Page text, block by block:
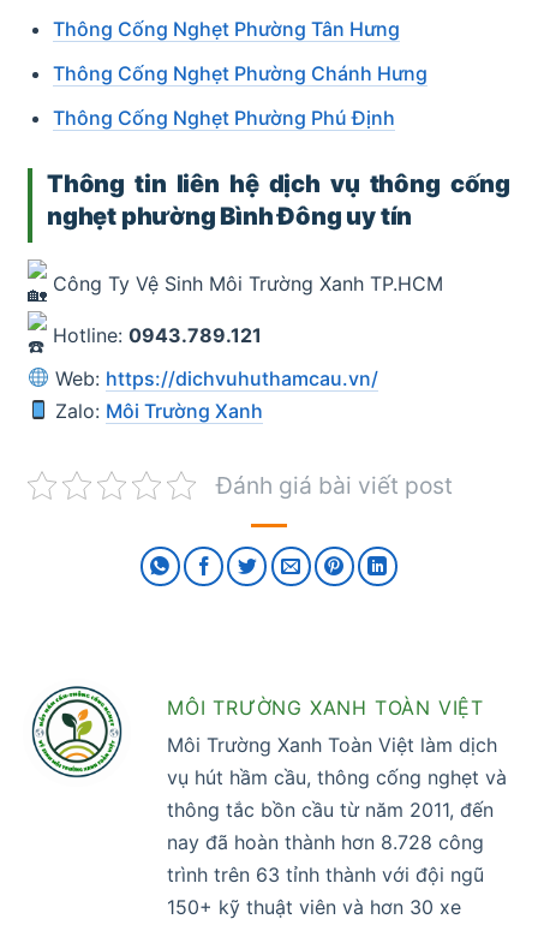
Thông Cống Nghẹt Phường Tân Hưng
Thông Cống Nghẹt Phường Chánh Hưng
Thông Cống Nghẹt Phường Phú Định
Thông tin liên hệ dịch vụ thông cống
nghẹt phường Bình Đông uy tín
Công Ty Vệ Sinh Môi Trường Xanh TP.HCM
Hotline: 0943.789.121
Web: https://dichvuhuthamcau.vn/
Zalo: Môi Trường Xanh
Đánh giá bài viết post
MÔI TRƯỜNG XANH TOÀN VIỆT
Môi Trường Xanh Toàn Việt làm dịch
vụ hút hầm cầu, thông cống nghẹt và
thông tắc bồn cầu từ năm 2011, đến
nay đã hoàn thành hơn 8.728 công
trình trên 63 tỉnh thành với đội ngũ
150+ kỹ thuật viên và hơn 30 xe